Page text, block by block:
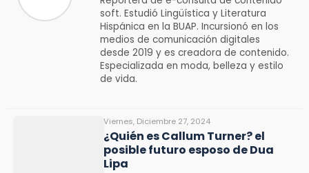
soft. Estudió Lingüística y Literatura
Hispánica en la BUAP. Incursionó en los
medios de comunicación digitales
desde 2019 y es creadora de contenido.
Especializada en moda, belleza y estilo
de vida.
Viernes, Diciembre 27, 2024
¿Quién es Callum Turner? el
posible futuro esposo de Dua
Lipa